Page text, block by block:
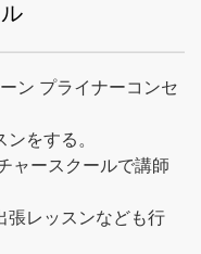
ン プライナーコンセ
をする。
ャースクールで講師
張レッスンなども行